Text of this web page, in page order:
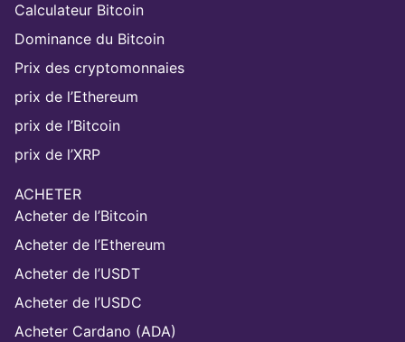
Calculateur Bitcoin
Dominance du Bitcoin
Prix des cryptomonnaies
prix de l’Ethereum
prix de l’Bitcoin
prix de l’XRP
ACHETER
Acheter de l’Bitcoin
Acheter de l’Ethereum
Acheter de l’USDT
Acheter de l’USDC
Acheter Cardano (ADA)